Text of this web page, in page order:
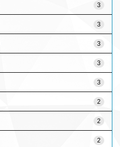
3
3
3
3
3
2
2
2